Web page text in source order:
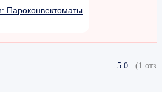
Пароконвектоматы
5.0 (1